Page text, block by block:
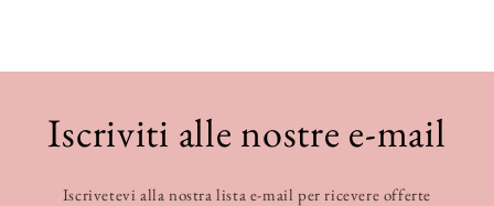
Iscriviti alle nostre e-mail
Iscrivetevi alla nostra lista e-mail per ricevere offerte